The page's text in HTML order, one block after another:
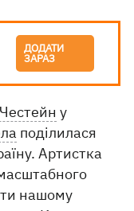
ДОДАТИ
ЗАРАЗ
у
поділилася
Артистка
нашому